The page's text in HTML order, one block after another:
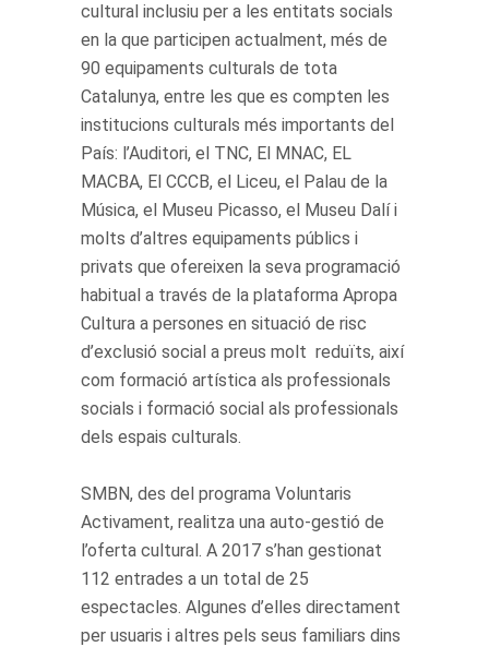
cultural inclusiu per a les entitats socials
en la que participen actualment, més de
90 equipaments culturals de tota
Catalunya, entre les que es compten les
institucions culturals més importants del
País: l’Auditori, el TNC, El MNAC, EL
MACBA, El CCCB, el Liceu, el Palau de la
Música, el Museu Picasso, el Museu Dalí i
molts d’altres equipaments públics i
privats que ofereixen la seva programació
habitual a través de la plataforma Apropa
Cultura a persones en situació de risc
d’exclusió social a preus molt reduïts, així
com formació artística als professionals
socials i formació social als professionals
dels espais culturals.
SMBN, des del programa Voluntaris
Activament, realitza una auto-gestió de
l’oferta cultural. A 2017 s’han gestionat
112 entrades a un total de 25
espectacles. Algunes d’elles directament
per usuaris i altres pels seus familiars dins